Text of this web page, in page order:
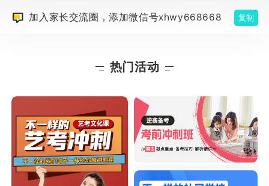
加入家长交流圈，添加微信号xhwy668668 复制
热门活动